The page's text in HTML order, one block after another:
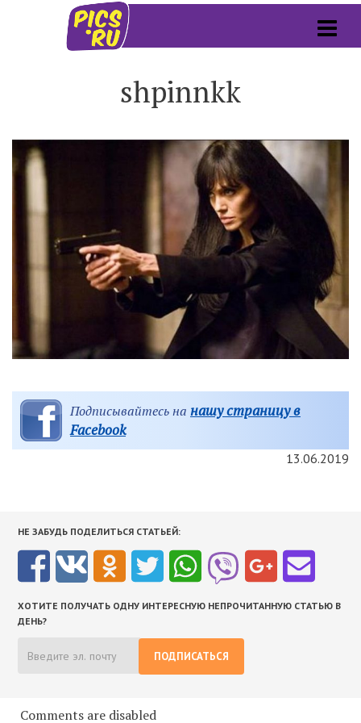
shpinnkk
Подписывайтесь на нашу страницу в
Facebook
13.06.2019
НЕ ЗАБУДЬ ПОДЕЛИТЬСЯ СТАТЬЕЙ:
ХОТИТЕ ПОЛУЧАТЬ ОДНУ ИНТЕРЕСНУЮ НЕПРОЧИТАННУЮ СТАТЬЮ В
ДЕНЬ?
ПОДПИСАТЬСЯ
Comments are disabled